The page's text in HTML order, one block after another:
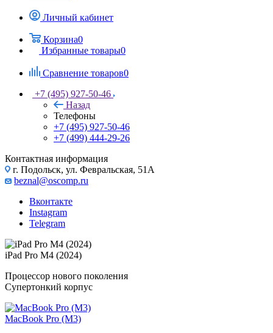
Личный кабинет
Корзина0
Избранные товары0
Сравнение товаров0
+7 (495) 927-50-46
Назад
Телефоны
+7 (495) 927-50-46
+7 (499) 444-29-26
Контактная информация
г. Подольск, ул. Февральская, 51А
beznal@oscomp.ru
Вконтакте
Instagram
Telegram
iPad Pro M4 (2024)
Процессор нового поколения
Супертонкий корпус
MacBook Pro (M3)